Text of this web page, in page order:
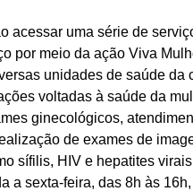
acessar uma série de
por meio da ação Viva
unidades de saúde da
voltadas à saúde da
ginecológicos,
de exames de
sífilis, HIV e hepatites
a sexta-feira, das 8h às